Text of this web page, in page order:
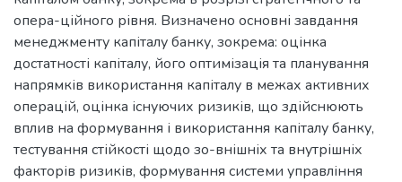
опера-ційного рівня. Визначено основні завдання
менеджменту капіталу банку, зокрема: оцінка
достатності капіталу, його оптимізація та планування
напрямків використання капіталу в межах активних
операцій, оцінка існуючих ризиків, що здійснюють
вплив на формування і використання капіталу банку,
тестування стійкості щодо зо-внішніх та внутрішніх
факторів ризиків, формування системи управління